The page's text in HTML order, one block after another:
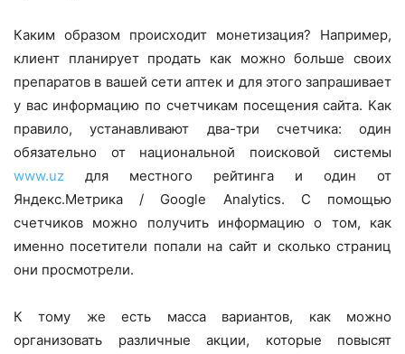
Каким образом происходит монетизация? Например,
клиент планирует продать как можно больше своих
препаратов в вашей сети аптек и для этого запрашивает
у вас информацию по счетчикам посещения сайта. Как
правило, устанавливают два-три счетчика: один
обязательно от национальной поисковой системы
www.uz для местного рейтинга и один от
Яндекс.Метрика / Google Analytics. С помощью
счетчиков можно получить информацию о том, как
именно посетители попали на сайт и сколько страниц
они просмотрели.
К тому же есть масса вариантов, как можно
организовать различные акции, которые повысят